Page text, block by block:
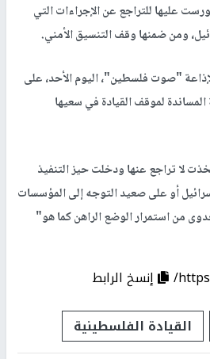
عليها للتراجع عن الإجراءات التي
ومن ضمنها وقف التنسيق الأمني.
"صوت فلسطين"، اليوم الأحد، على
لموقف القيادة في سعيها
لا تراجع عنها ودخلت حيز التنفيذ
أو على صعيد التوجه إلى المؤسسات
من استمرار الوضع الراهن كما هو"
إنسخ الرابط
القيادة الفلسطينية